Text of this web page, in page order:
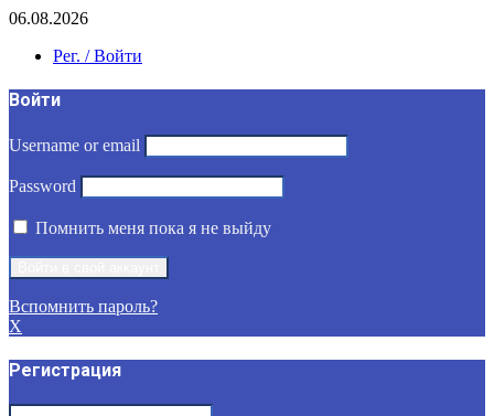
06.08.2026
Рег. / Войти
Войти
Username or email
Password
Помнить меня пока я не выйду
Вспомнить пароль?
X
Регистрация